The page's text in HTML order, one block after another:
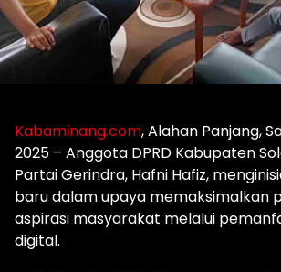
Kabaminang.com, Alahan Panjang,
2025 – Anggota DPRD Kabupaten
Partai Gerindra, Hafni Hafiz,
baru dalam upaya memaksimalkan
aspirasi masyarakat melalui
digital.